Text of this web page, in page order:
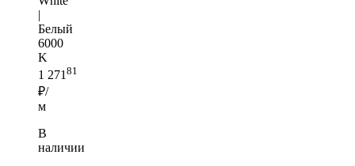
|
Белый
6000
K
1 271 81
₽/
м
В
наличии